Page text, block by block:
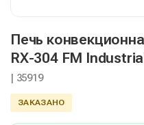
Печь
RX-304 FM
| 35919
ЗАКАЗАНО